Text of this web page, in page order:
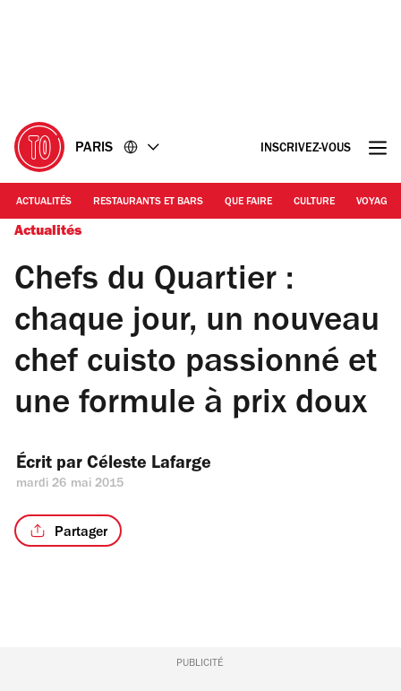
PARIS INSCRIVEZ-VOUS
ACTUALITÉS RESTAURANTS ET BARS QUE FAIRE CULTURE VOYAGE
Actualités
Chefs du Quartier :
chaque jour, un nouveau
chef cuisto passionné et
une formule à prix doux
Écrit par Céleste Lafarge
mardi 26 mai 2015
Partager
PUBLICITÉ